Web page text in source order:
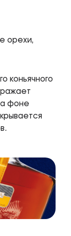
орехи,
коньячного
фоне